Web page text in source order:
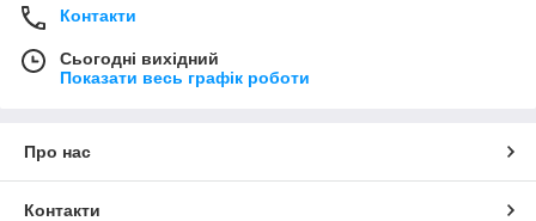
Контакти
Сьогодні вихідний
Показати весь графік роботи
Про нас
Контакти